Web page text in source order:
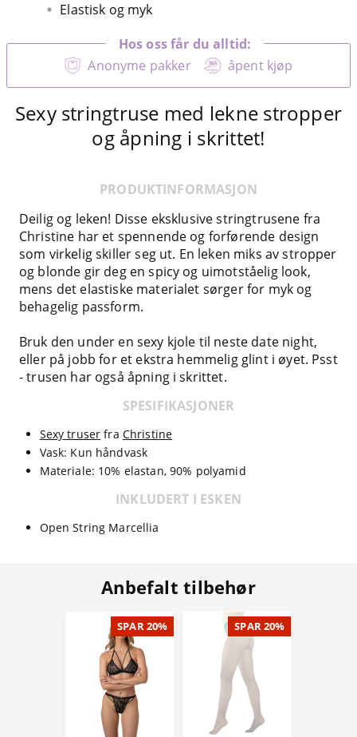
Elastisk og myk
Anonyme pakker åpent kjøp
Hos oss får du alltid:
Sexy stringtruse med lekne stropper
og åpning i skrittet!
PRODUKTINFORMASJON
Deilig og leken! Disse eksklusive stringtrusene fra
Christine har et spennende og forførende design
som virkelig skiller seg ut. En leken miks av stropper
og blonde gir deg en spicy og uimotståelig look,
mens det elastiske materialet sørger for myk og
behagelig passform.
Bruk den under en sexy kjole til neste date night,
eller på jobb for et ekstra hemmelig glint i øyet. Psst
- trusen har også åpning i skrittet.
SPESIFIKASJONER
Sexy truser fra Christine
Vask: Kun håndvask
Materiale: 10% elastan, 90% polyamid
INKLUDERT I ESKEN
Open String Marcellia
Anbefalt tilbehør
SPAR 20% SPAR 20%